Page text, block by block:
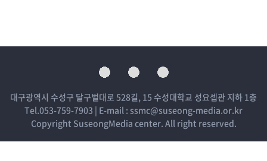
대구광역시 수성구 달구벌대로 528길, 15 수성대학교 성요셉관 지하 1층
Tel.053-759-7903 | E-mail : ssmc@suseong-media.or.kr
Copyright SuseongMedia center. All right reserved.